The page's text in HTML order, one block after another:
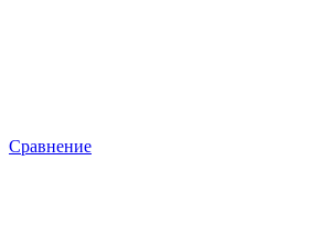
Сравнение